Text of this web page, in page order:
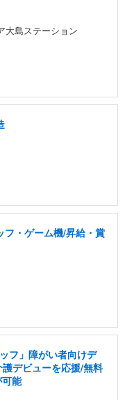
大島ステーション
フ・ゲーム機/昇給・賞
フ」障がい者向けデ
デビューを応援/無料
能